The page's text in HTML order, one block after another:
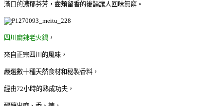
滿口的濃郁芬芳，齒頰留香的後韻讓人回味無窮。
四川麻辣老火鍋 ，
來自正宗四川的風味，
嚴選數十種天然食材和秘製香料，
經由72小時的熟成功夫，